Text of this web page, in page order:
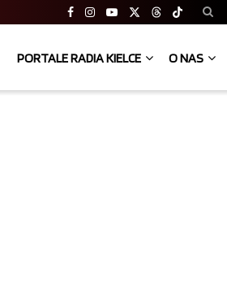
PORTALE RADIA KIELCE O NAS